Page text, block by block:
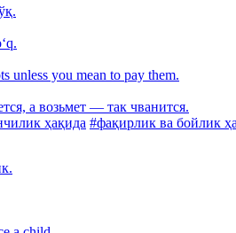
unless you mean to pay them.
а возьмет — так чванится.
ҳақида #фақирлик ва бойлик